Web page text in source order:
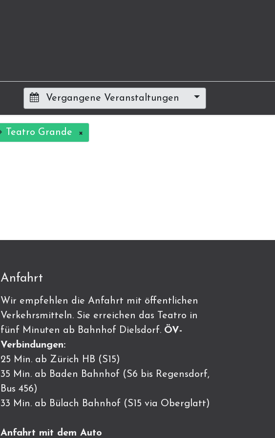
Vergangene Veranstaltungen
Teatro Grande ×
Anfahrt
Wir empfehlen die Anfahrt mit öffentlichen
Verkehrsmitteln. Sie erreichen das Teatro in
fünf Minuten ab Bahnhof Dielsdorf. ÖV-
Verbindungen:
25 Min. ab Zürich HB (S15)
35 Min. ab Baden Bahnhof (S6 bis Regensdorf,
Bus 456)
33 Min. ab Bülach Bahnhof (S15 via Oberglatt)
Anfahrt mit dem Auto